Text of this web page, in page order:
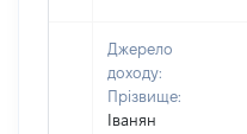
Джерело
доходу:
Прізвище:
Іванян